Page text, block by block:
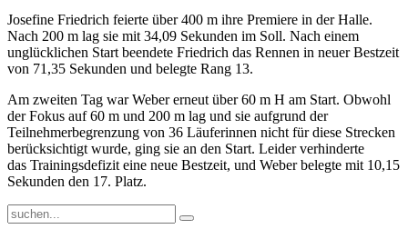
Josefine Friedrich feierte über 400 m ihre Premiere in der Halle.
Nach 200 m lag sie mit 34,09 Sekunden im Soll. Nach einem
unglücklichen Start beendete Friedrich das Rennen in neuer Bestzeit
von 71,35 Sekunden und belegte Rang 13.
Am zweiten Tag war Weber erneut über 60 m H am Start. Obwohl
der Fokus auf 60 m und 200 m lag und sie aufgrund der
Teilnehmerbegrenzung von 36 Läuferinnen nicht für diese Strecken
berücksichtigt wurde, ging sie an den Start. Leider verhinderte
das Trainingsdefizit eine neue Bestzeit, und Weber belegte mit 10,15
Sekunden den 17. Platz.